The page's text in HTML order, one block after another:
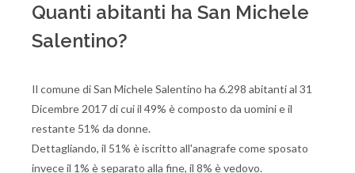
Quanti abitanti ha San Michele
Salentino?
Il comune di San Michele Salentino ha 6.298 abitanti al 31
Dicembre 2017 di cui il 49% è composto da uomini e il
restante 51% da donne.
Dettagliando, il 51% è iscritto all'anagrafe come sposato
invece il 1% è separato alla fine, il 8% è vedovo.